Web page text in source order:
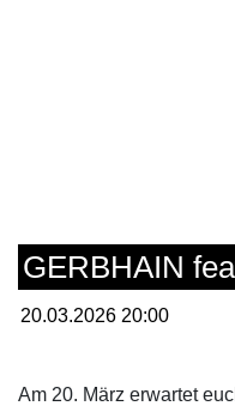
GERBHAIN
20.03.2026 20:00
Am 20. März erwartet